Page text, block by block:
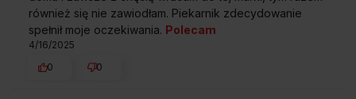
również się nie zawiodłam. Piekarnik zdecydowanie
spełnił moje oczekiwania. Polecam
4/16/2025
0
0